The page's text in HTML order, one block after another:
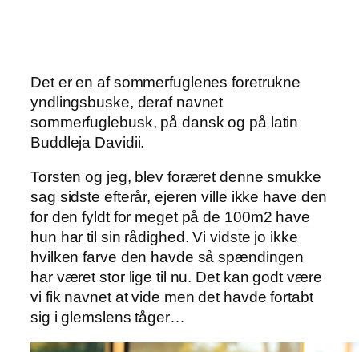
Det er en af sommerfuglenes foretrukne
yndlingsbuske, deraf navnet
sommerfuglebusk, på dansk og på latin
Buddleja Davidii.
Torsten og jeg, blev foræret denne smukke
sag sidste efterår, ejeren ville ikke have den
for den fyldt for meget på de 100m2 have
hun har til sin rådighed. Vi vidste jo ikke
hvilken farve den havde så spændingen
har været stor lige til nu. Det kan godt være
vi fik navnet at vide men det havde fortabt
sig i glemslens tåger…